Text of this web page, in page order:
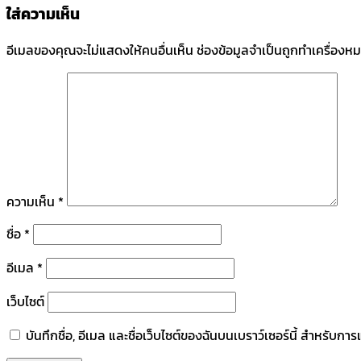
ใส่ความเห็น
อีเมลของคุณจะไม่แสดงให้คนอื่นเห็น ช่องข้อมูลจำเป็นถูกทำเครื่องห
ความเห็น *
ชื่อ *
อีเมล *
เว็บไซต์
บันทึกชื่อ, อีเมล และชื่อเว็บไซต์ของฉันบนเบราว์เซอร์นี้ สำหรับกา